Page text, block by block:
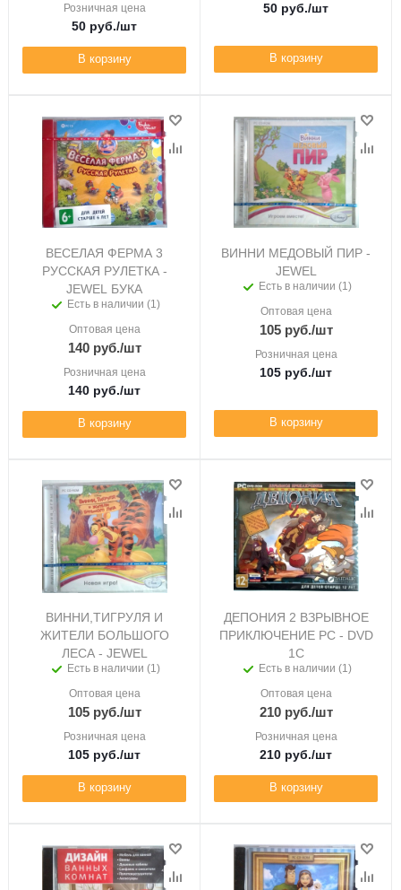
Розничная цена
50 руб./шт
В корзину
50 руб./шт
В корзину
ВЕСЕЛАЯ ФЕРМА 3
РУССКАЯ РУЛЕТКА -
JEWEL БУКА
Есть в наличии (1)
Оптовая цена
140руб./шт
Розничная цена
140 руб./шт
В корзину
ВИННИ МЕДОВЫЙ ПИР -
JEWEL
Есть в наличии (1)
Оптовая цена
105руб./шт
Розничная цена
105 руб./шт
В корзину
ВИННИ,ТИГРУЛЯ И
ЖИТЕЛИ БОЛЬШОГО
ЛЕСА - JEWEL
Есть в наличии (1)
Оптовая цена
105руб./шт
Розничная цена
105 руб./шт
В корзину
ДЕПОНИЯ 2 ВЗРЫВНОЕ
ПРИКЛЮЧЕНИЕ PC - DVD
1C
Есть в наличии (1)
Оптовая цена
210руб./шт
Розничная цена
210 руб./шт
В корзину